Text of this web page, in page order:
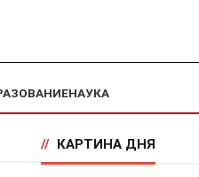
НАУКА
// КАРТИНА ДНЯ